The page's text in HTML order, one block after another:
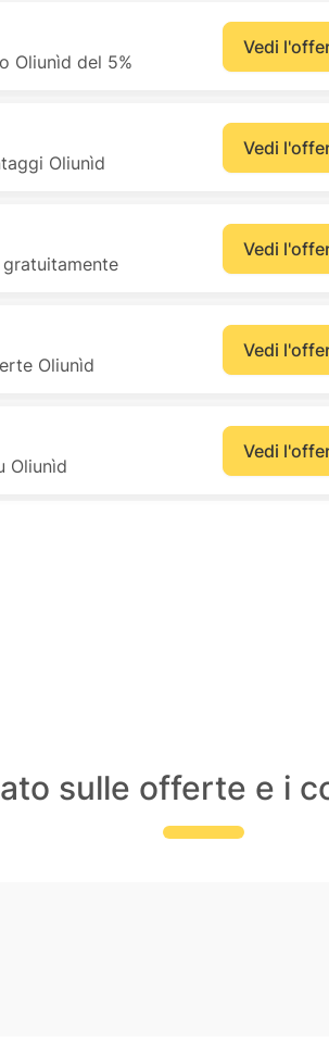
Oliunìd del 5%
Vedi
Oliunìd
Vedi
Vedi
Oliunìd
Vedi
Oliunìd
Vedi
sulle offerte e i